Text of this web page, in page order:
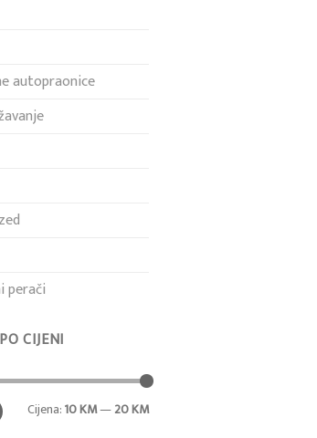
autopraonice
perači
CIJENI
Cijena:10 KM—20 KM